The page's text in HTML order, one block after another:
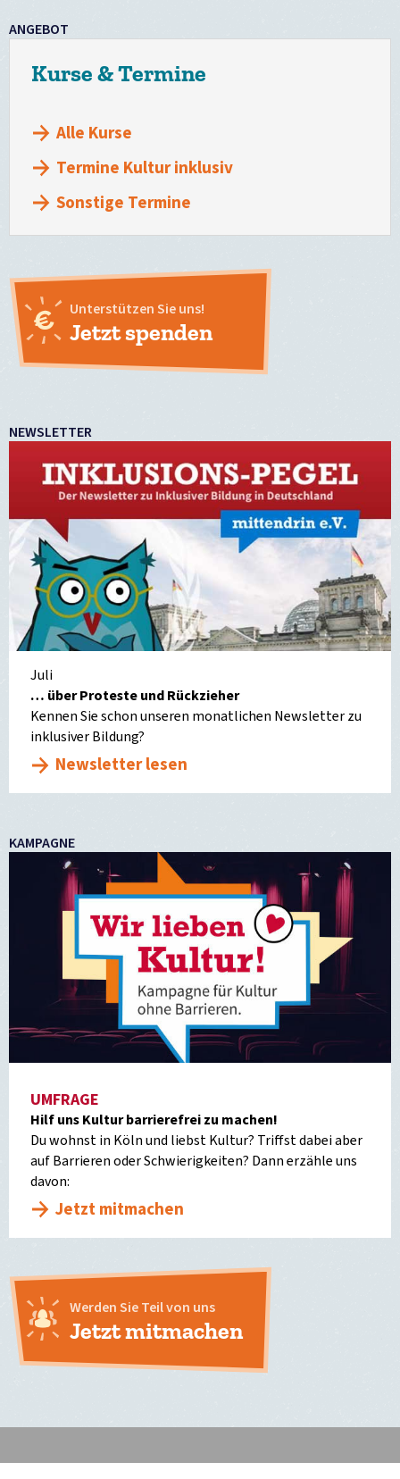
ANGEBOT
Kurse & Termine
Alle Kurse
Termine Kultur inklusiv
Sonstige Termine
Unterstützen Sie uns!
Jetzt spenden
NEWSLETTER
Juli
… über Proteste und Rückzieher
Kennen Sie schon unseren monatlichen Newsletter zu
inklusiver Bildung?
Newsletter lesen
KAMPAGNE
UMFRAGE
Hilf uns Kultur barrierefrei zu machen!
Du wohnst in Köln und liebst Kultur? Triffst dabei aber
auf Barrieren oder Schwierigkeiten? Dann erzähle uns
davon:
Jetzt mitmachen
Werden Sie Teil von uns
Jetzt mitmachen